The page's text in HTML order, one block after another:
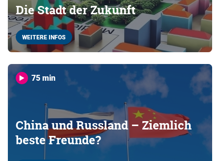
Die Stadt der Zukunft
WEITERE INFOS
75 min
China und Russland – Ziemlich
beste Freunde?